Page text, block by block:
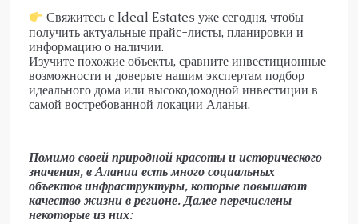
Свяжитесь с Ideal Estates уже сегодня, чтобы
получить актуальные прайс-листы, планировки и
информацию о наличии.
Изучите похожие объекты, сравните инвестиционные
возможности и доверьте нашим экспертам подбор
идеального дома или высокодоходной инвестиции в
самой востребованной локации Аланьи.
Помимо своей природной красоты и исторического
значения, в Алании есть много социальных
объектов инфраструктуры, которые повышают
качество жизни в регионе. Далее перечислены
некоторые из них: